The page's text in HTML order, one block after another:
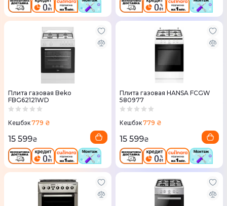
Плита газовая Beko
FBG62121WD
Кешбэк779 ₴
15 599₴
Плита газовая HANSA FCGW
580977
Кешбэк779 ₴
15 599₴